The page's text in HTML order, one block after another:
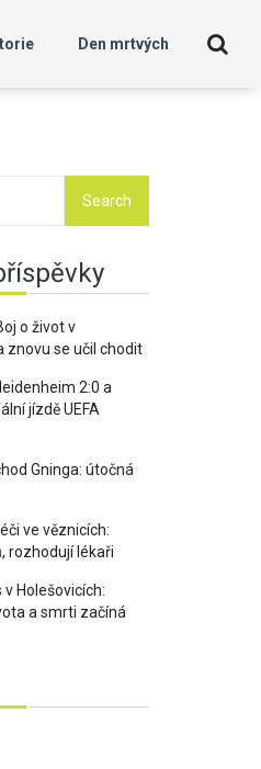
Den mrtvých
o život v
znovu se učil chodit
2:0 a
jízdě UEFA
Gninga: útočná
ve věznicích:
rozhodují lékaři
v Holešovicích:
a smrti začíná